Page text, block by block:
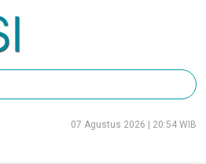
07 Agustus 2026 | 20:54 WIB